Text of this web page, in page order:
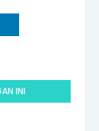
INI